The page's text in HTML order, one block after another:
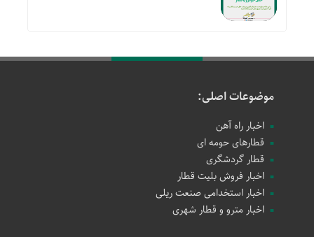
موضوعات اصلی:
اخبار راه آهن
قطارهای حومه ای
قطار گردشگری
اخبار فروش بلیت قطار
اخبار استخدامی صنعت ریلی
اخبار مترو و قطار شهری